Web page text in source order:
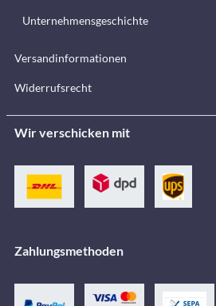
Unternehmensgeschichte
Versandinformationen
Widerrufsrecht
Wir verschicken mit
Zahlungsmethoden